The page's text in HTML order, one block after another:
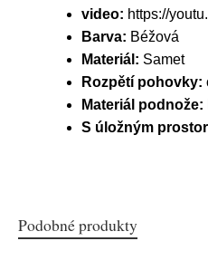
video: https://
Barva: Béžová
Materiál: Samet
Rozpětí pohovky:
Materiál podnože:
S úložným
Podobné produkty